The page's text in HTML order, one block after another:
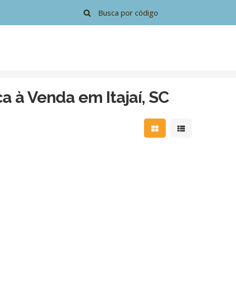
à Venda em Itajaí, SC
Mostrar resultados
Mostrar